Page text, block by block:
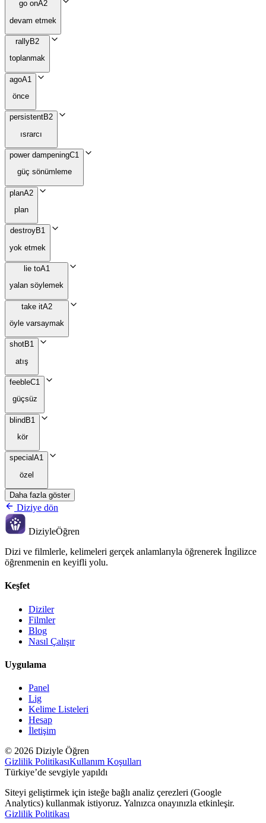
go onA2
devam etmek
rallyB2
toplanmak
agoA1
önce
persistentB2
ısrarcı
power dampeningC1
güç sönümleme
planA2
plan
destroyB1
yok etmek
lie toA1
yalan söylemek
take itA2
öyle varsaymak
shotB1
atış
feebleC1
güçsüz
blindB1
kör
specialA1
özel
Daha fazla göster
Diziye dön
DiziyleÖğren
Dizi ve filmlerle, kelimeleri gerçek anlamlarıyla öğrenerek İngilizce
öğrenmenin en keyifli yolu.
Keşfet
Diziler
Filmler
Blog
Nasıl Çalışır
Uygulama
Panel
Lig
Kelime Listeleri
Hesap
İletişim
© 2026 Diziyle Öğren
Gizlilik PolitikasıKullanım Koşulları
Türkiye’de sevgiyle yapıldı
Siteyi geliştirmek için isteğe bağlı analiz çerezleri (Google
Analytics) kullanmak istiyoruz. Yalnızca onayınızla etkinleşir.
Gizlilik Politikası